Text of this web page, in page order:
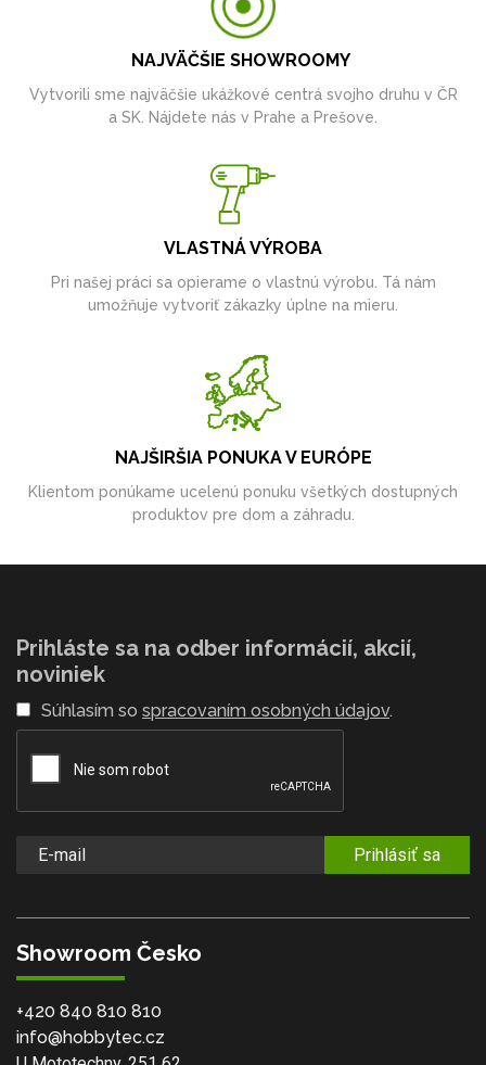
NAJVÄČŠIE SHOWROOMY
Vytvorili sme najväčšie ukážkové centrá svojho druhu v ČR
a SK. Nájdete nás v Prahe a Prešove.
VLASTNÁ VÝROBA
Pri našej práci sa opierame o vlastnú výrobu. Tá nám
umožňuje vytvoriť zákazky úplne na mieru.
NAJŠIRŠIA PONUKA V EURÓPE
Klientom ponúkame ucelenú ponuku všetkých dostupných
produktov pre dom a záhradu.
Prihláste sa na odber informácií, akcií,
noviniek
Súhlasím so spracovaním osobných údajov.
Prihlásiť sa
Showroom Česko
+420 840 810 810
info@hobbytec.cz